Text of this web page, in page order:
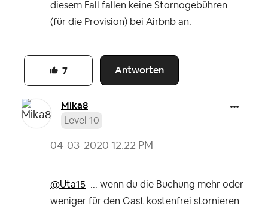
diesem Fall fallen keine Stornogebühren
(für die Provision) bei Airbnb an.
Antworten
7
Mika8
Level 10
‎04-03-2020 12:22 PM
@Uta15 ... wenn du die Buchung mehr oder
weniger für den Gast kostenfrei stornieren